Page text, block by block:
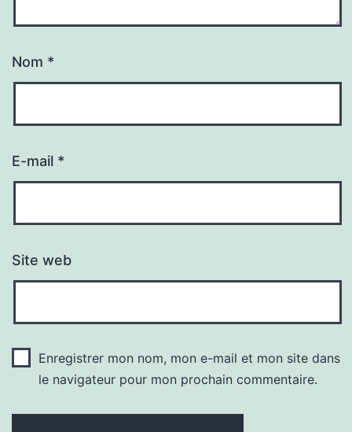
Nom *
E-mail *
Site web
Enregistrer mon nom, mon e-mail et mon site dans
le navigateur pour mon prochain commentaire.